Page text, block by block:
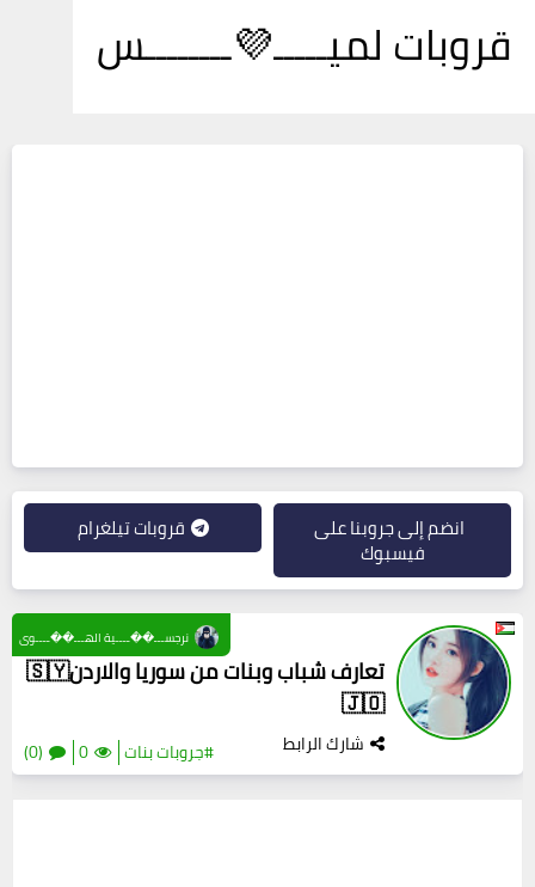
قروبات لميـــــ💜ــــــــس
انضم إلى جروبنا على
فيسبوك
قروبات تيلغرام
تعارف شباب وبنات من سوريا والاردن🇸🇾
🇯🇴
شارك الرابط #جروبات بنات 0
(0)
نرجســـ��ــــية الهـــ��ــــوى